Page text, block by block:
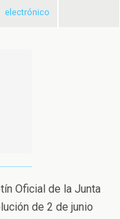
electrónico
Oficial de la Junta
de 2 de junio